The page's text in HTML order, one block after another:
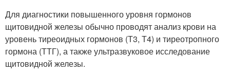
Для диагностики повышенного уровня гормонов
щитовидной железы обычно проводят анализ крови на
уровень тиреоидных гормонов (Т3, Т4) и тиреотропного
гормона (ТТГ), а также ультразвуковое исследование
щитовидной железы.